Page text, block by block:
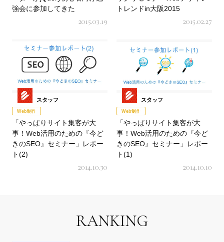
強会に参加してきた
2015.03.19
トレンドin大阪2015
2015.02.27
スタッフ
Web制作
「やっぱりサイト集客が大
事！Web活用のための『今ど
きのSEO』セミナー」レポー
ト(2)
2014.10.30
スタッフ
Web制作
「やっぱりサイト集客が大
事！Web活用のための『今ど
きのSEO』セミナー」レポー
ト(1)
2014.10.10
RANKING